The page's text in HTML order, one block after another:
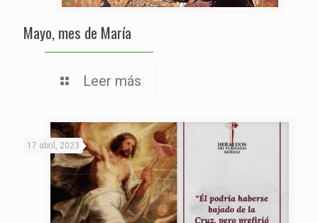
Mayo, mes de María
Leer más
17 abril, 2023